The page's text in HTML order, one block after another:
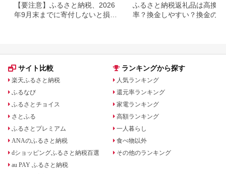
【要注意】ふるさと納税、2026
年9月末までに寄付しないと損す
ふるさと納税返礼品は高換金
率？換金しやすい？換金の可
サイト比較
楽天ふるさと納税
ふるなび
ふるさとチョイス
さとふる
ふるさとプレミアム
ANAのふるさと納税
dショッピングふるさと納税百選
au PAY ふるさと納税
ランキングから探す
人気ランキング
還元率ランキング
家電ランキング
高額ランキング
一人暮らし
食べ物以外
その他のランキング